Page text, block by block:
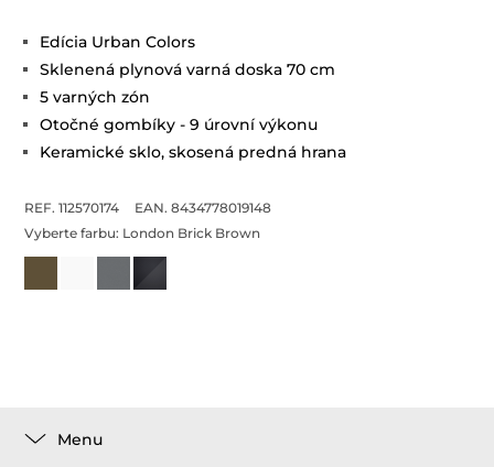
Edícia Urban Colors
Sklenená plynová varná doska 70 cm
5 varných zón
Otočné gombíky - 9 úrovní výkonu
Keramické sklo, skosená predná hrana
REF. 112570174
EAN. 8434778019148
Vyberte farbu: London Brick Brown
Menu